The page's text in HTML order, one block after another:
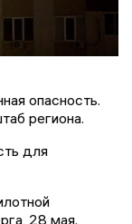
опасность.
региона.
для
28 мая.